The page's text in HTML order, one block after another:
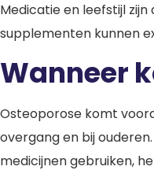
Medicatie en leefstijl zijn
supplementen kunnen
Wanneer
Osteoporose komt
overgang en bij
medicijnen gebruiken,